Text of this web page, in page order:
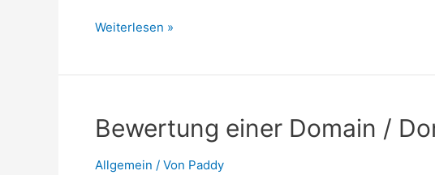
Content
einen
guten
Weiterlesen »
Bewertung einer Domain /
Allgemein / Von Paddy